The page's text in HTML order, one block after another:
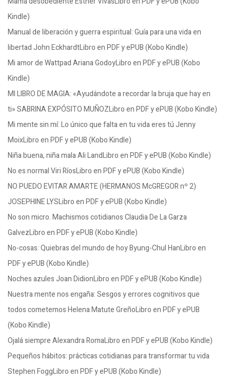
Kindle)
Manual de liberación y guerra espiritual: Guía para una vida en
libertad John EckhardtLibro en PDF y ePUB (Kobo Kindle)
Mi amor de Wattpad Ariana GodoyLibro en PDF y ePUB (Kobo
Kindle)
MI LIBRO DE MAGIA: «Ayudándote a recordar la bruja que hay en
ti» SABRINA EXPÓSITO MUÑOZLibro en PDF y ePUB (Kobo Kindle)
Mi mente sin mí: Lo único que falta en tu vida eres tú Jenny
MoixLibro en PDF y ePUB (Kobo Kindle)
Niña buena, niña mala Ali LandLibro en PDF y ePUB (Kobo Kindle)
No es normal Viri RíosLibro en PDF y ePUB (Kobo Kindle)
NO PUEDO EVITAR AMARTE (HERMANOS McGREGOR nº 2)
JOSEPHINE LYSLibro en PDF y ePUB (Kobo Kindle)
No son micro. Machismos cotidianos Claudia De La Garza
GalvezLibro en PDF y ePUB (Kobo Kindle)
No-cosas: Quiebras del mundo de hoy Byung-Chul HanLibro en
PDF y ePUB (Kobo Kindle)
Noches azules Joan DidionLibro en PDF y ePUB (Kobo Kindle)
Nuestra mente nos engaña: Sesgos y errores cognitivos que
todos cometemos Helena Matute GreñoLibro en PDF y ePUB
(Kobo Kindle)
Ojalá siempre Alexandra RomaLibro en PDF y ePUB (Kobo Kindle)
Pequeños hábitos: prácticas cotidianas para transformar tu vida
Stephen FoggLibro en PDF y ePUB (Kobo Kindle)